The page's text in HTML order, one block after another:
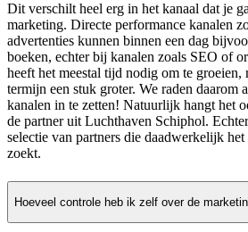
Dit verschilt heel erg in het kanaal dat je
marketing. Directe performance kanalen
advertenties kunnen binnen een dag
boeken, echter bij kanalen zoals SEO of
heeft het meestal tijd nodig om te groeien,
termijn een stuk groter. We raden daarom
kanalen in te zetten! Natuurlijk hangt het
de partner uit Luchthaven Schiphol.
selectie van partners die daadwerkelijk
zoekt.
Hoeveel controle heb ik zelf over de